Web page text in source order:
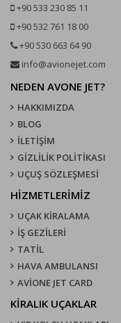
+90 533 230 85 11
+90 532 761 18 00
+90 530 663 64 90
info@avionejet.com
NEDEN AVONE JET?
HAKKIMIZDA
BLOG
İLETİŞİM
GİZLİLİK POLİTİKASI
UÇUŞ SÖZLEŞMESI
HİZMETLERİMİZ
UÇAK KIRALAMA
İŞ GEZİLERİ
TATİL
HAVA AMBULANSI
AVİONE JET CARD
KIRALIK UÇAKLAR